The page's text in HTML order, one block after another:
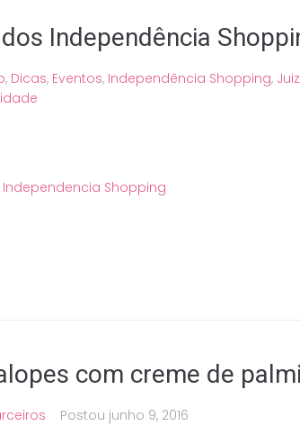
Independência
, Dicas, Eventos, Independência Shopping,
Independencia Shopping
com creme de
Postou junho 9, 2016